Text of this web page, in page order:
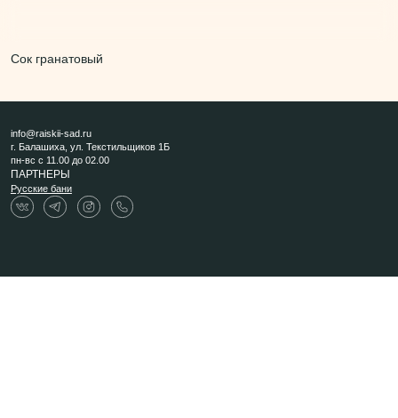
Сок гранатовый
info@raiskii-sad.ru
г. Балашиха, ул. Текстильщиков 1Б
пн-вс с 11.00 до 02.00
ПАРТНЕРЫ
Русские бани